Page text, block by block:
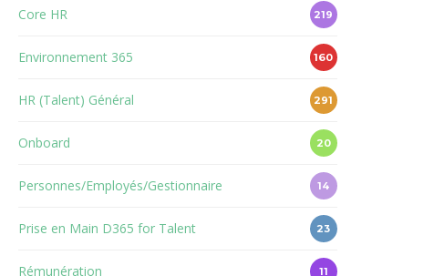
Core HR 219
Environnement 365 160
HR (Talent) Général 291
Onboard 20
Personnes/Employés/Gestionnaire 14
Prise en Main D365 for Talent 23
Rémunération 11